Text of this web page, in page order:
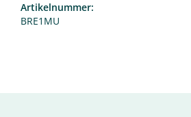
Artikelnummer:
BRE1MU